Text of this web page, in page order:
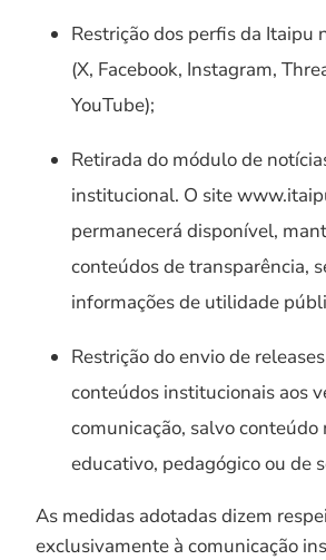
Restrição dos perfis da Itaipu
(X, Facebook, Instagram,
YouTube);
Retirada do módulo de
institucional. O site
permanecerá disponível,
conteúdos de transparência,
informações de utilidade
Restrição do envio de
conteúdos institucionais aos
comunicação, salvo
educativo, pedagógico ou de
As medidas adotadas dizem
exclusivamente à comunicação